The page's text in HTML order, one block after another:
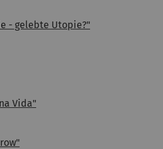
- gelebte Utopie?"
Vida"